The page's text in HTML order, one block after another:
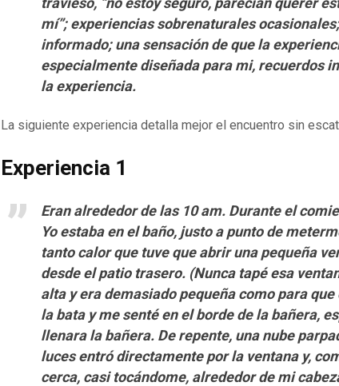
mí”; experiencias sobrenaturales
informado; una sensación de que la
especialmente diseñada para mi, recuerdos
la experiencia.
La siguiente experiencia detalla mejor el encuentro sin
Experiencia 1
Eran alrededor de las 10 am. Durante el
Yo estaba en el baño, justo a punto de
tanto calor que tuve que abrir una pequeña
desde el patio trasero. (Nunca tapé esa
alta y era demasiado pequeña como para
la bata y me senté en el borde de la bañera,
llenara la bañera. De repente, una nube
luces entró directamente por la ventana y,
cerca, casi tocándome, alrededor de mi